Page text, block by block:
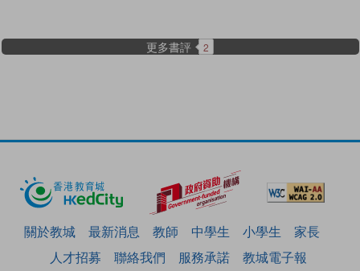
更多書評 2
關於教城 最新消息 教師 中學生 小學生
家長
人才招募
聯絡我們 服務承諾 教城電子報